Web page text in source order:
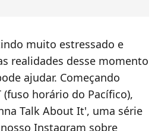
muito estressado e
realidades desse momento
ajudar. Começando
(fuso horário do Pacífico),
Talk About It', uma série
Instagram sobre